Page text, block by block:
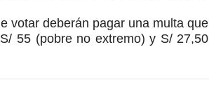
votar deberán pagar una multa que
55 (pobre no extremo) y S/ 27,50